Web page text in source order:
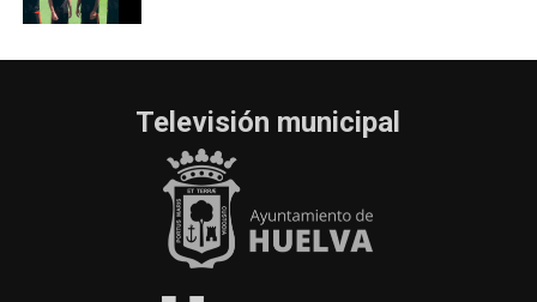
Televisión municipal